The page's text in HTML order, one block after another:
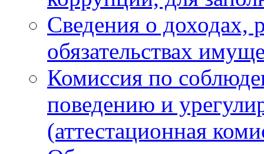
Сведения о доходах,
обязательствах
Комиссия по
поведению и
(аттестационная